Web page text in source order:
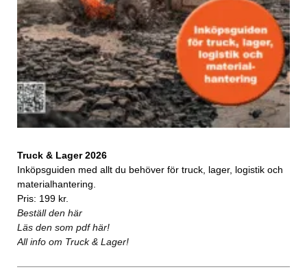
Truck & Lager 2026
Inköpsguiden med allt du behöver för truck, lager, logistik och
materialhantering.
Pris: 199 kr.
Beställ den här
Läs den som pdf här!
All info om Truck & Lager!